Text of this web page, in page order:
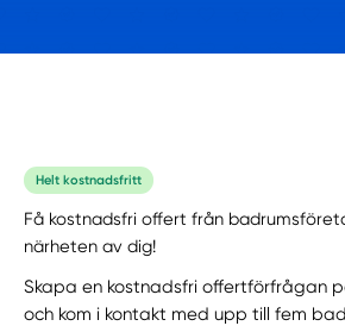
Helt kostnadsfritt
Få kostnadsfri offert från
närheten av dig!
Skapa en kostnadsfri offertförfrågan
och kom i kontakt med upp till fem